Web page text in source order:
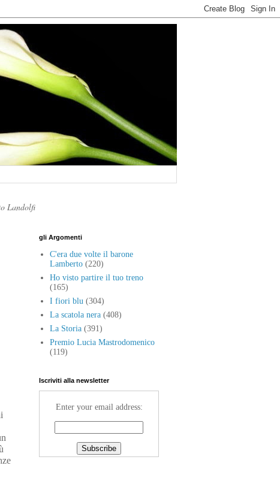
Landolfi
gli Argomenti
C'era due volte il barone
Lamberto (220)
Ho visto partire il tuo treno
(165)
I fiori blu (304)
La scatola nera (408)
La Storia (391)
Premio Lucia Mastrodomenico
(119)
Iscriviti alla newsletter
Enter your email address: